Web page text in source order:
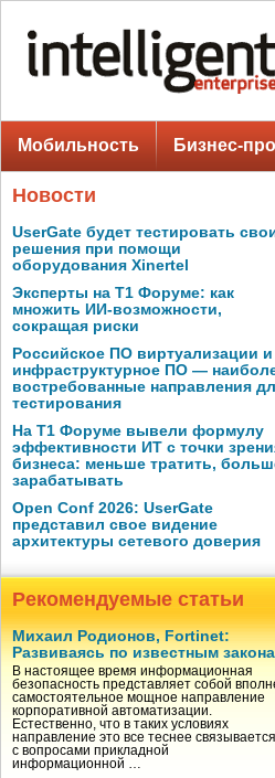
Мобильность Бизнес-
Новости
UserGate будет тестировать
решения при помощи
оборудования Xinertel
Эксперты на Т1 Форуме: как
множить ИИ-возможности,
сокращая риски
Российское ПО виртуализации и
инфраструктурное ПО —
востребованные направления
тестирования
На Т1 Форуме вывели формулу
эффективности ИТ с точки
бизнеса: меньше тратить,
зарабатывать
Open Conf 2026: UserGate
представил свое видение
архитектуры сетевого доверия
Рекомендуемые статьи
Михаил Родионов, Fortinet:
Развиваясь по известным
В настоящее время информационная
безопасность представляет собой
самостоятельное мощное направление
корпоративной автоматизации.
Естественно, что в таких условиях
направление это все теснее связывается
с вопросами прикладной
информационной …